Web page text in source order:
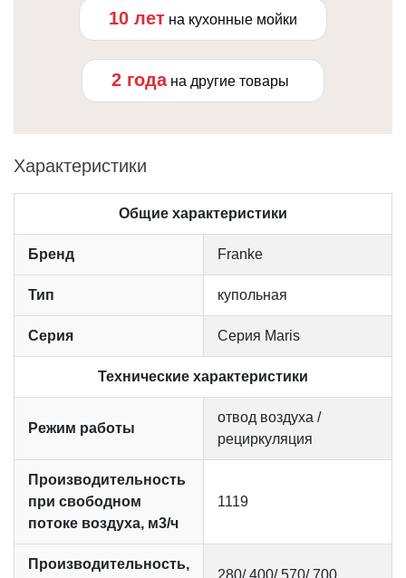
10 лет на кухонные мойки
2 года на другие товары
Характеристики
Общие характеристики
Бренд Franke
Тип купольная
Серия Серия Maris
Технические характеристики
Режим работы
отвод воздуха /
рециркуляция
Производительность
при свободном
потоке воздуха, м3/ч
1119
Производительность,